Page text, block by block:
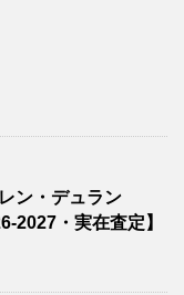
ン・デュラン
2027・実在査定】